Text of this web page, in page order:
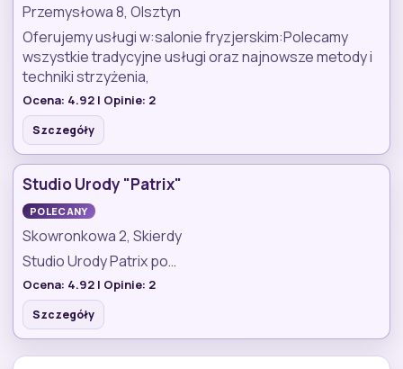
Przemysłowa 8, Olsztyn
Oferujemy usługi w:salonie fryzjerskim:Polecamy
wszystkie tradycyjne usługi oraz najnowsze metody i
techniki strzyżenia,
Ocena: 4.92 | Opinie: 2
Szczegóły
Studio Urody "Patrix"
POLECANY
Skowronkowa 2, Skierdy
Studio Urody Patrix po…
Ocena: 4.92 | Opinie: 2
Szczegóły